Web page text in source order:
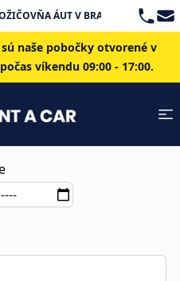
ÁUT V BRATISLAVE
sú naše pobočky otvorené v
víkendu 09:00 - 17:00.